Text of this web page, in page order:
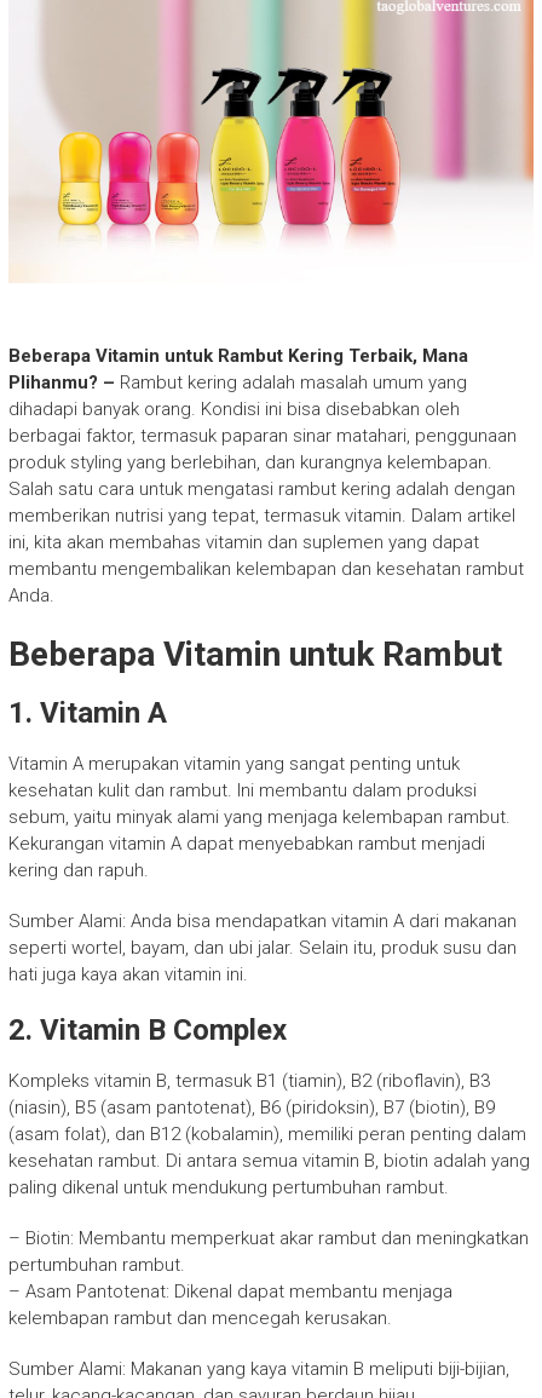
Beberapa Vitamin untuk Rambut Kering Terbaik, Mana
Plihanmu? – Rambut kering adalah masalah umum yang
dihadapi banyak orang. Kondisi ini bisa disebabkan oleh
berbagai faktor, termasuk paparan sinar matahari, penggunaan
produk styling yang berlebihan, dan kurangnya kelembapan.
Salah satu cara untuk mengatasi rambut kering adalah dengan
memberikan nutrisi yang tepat, termasuk vitamin. Dalam artikel
ini, kita akan membahas vitamin dan suplemen yang dapat
membantu mengembalikan kelembapan dan kesehatan rambut
Anda.
Beberapa Vitamin untuk Rambut
1. Vitamin A
Vitamin A merupakan vitamin yang sangat penting untuk
kesehatan kulit dan rambut. Ini membantu dalam produksi
sebum, yaitu minyak alami yang menjaga kelembapan rambut.
Kekurangan vitamin A dapat menyebabkan rambut menjadi
kering dan rapuh.
Sumber Alami: Anda bisa mendapatkan vitamin A dari makanan
seperti wortel, bayam, dan ubi jalar. Selain itu, produk susu dan
hati juga kaya akan vitamin ini.
2. Vitamin B Complex
Kompleks vitamin B, termasuk B1 (tiamin), B2 (riboflavin), B3
(niasin), B5 (asam pantotenat), B6 (piridoksin), B7 (biotin), B9
(asam folat), dan B12 (kobalamin), memiliki peran penting dalam
kesehatan rambut. Di antara semua vitamin B, biotin adalah yang
paling dikenal untuk mendukung pertumbuhan rambut.
– Biotin: Membantu memperkuat akar rambut dan meningkatkan
pertumbuhan rambut.
– Asam Pantotenat: Dikenal dapat membantu menjaga
kelembapan rambut dan mencegah kerusakan.
Sumber Alami: Makanan yang kaya vitamin B meliputi biji-bijian,